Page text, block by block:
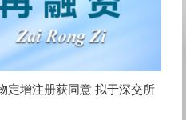
定增注册获同意 拟于深交所